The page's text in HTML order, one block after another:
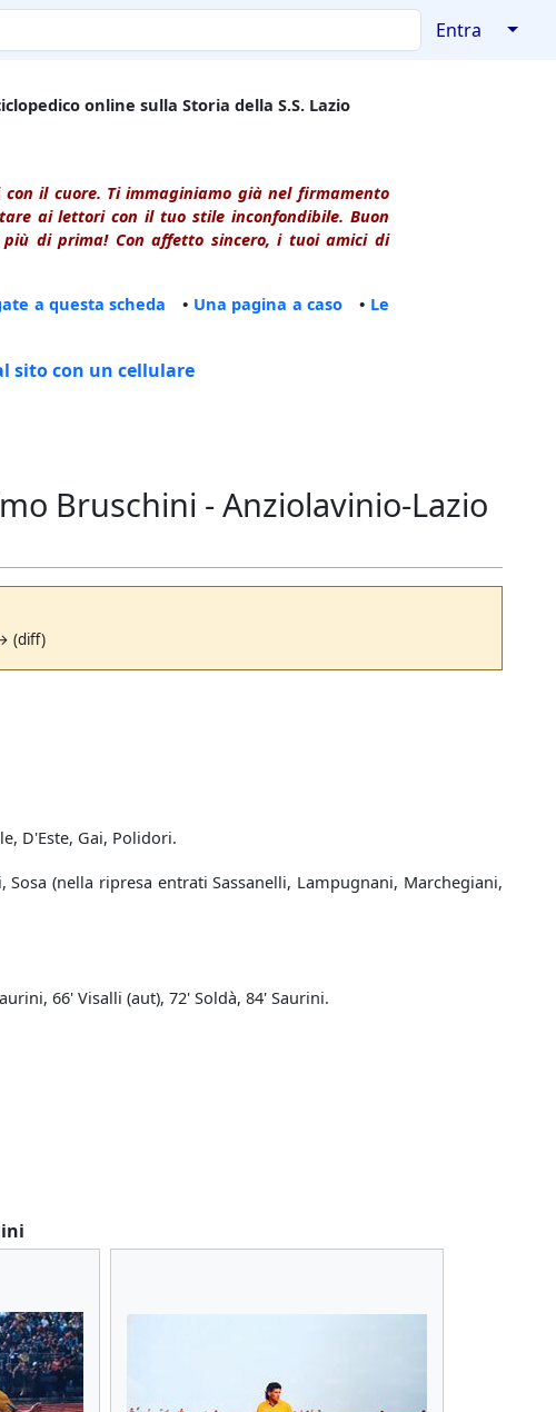
Entra ↓
online sulla Storia della S.S. Lazio
il cuore. Ti immaginiamo già nel firmamento
ai lettori con il tuo stile inconfondibile. Buon
più di prima! Con affetto sincero, i tuoi amici di
a questa scheda • Una pagina a caso • Le
sito con un cellulare
Bruschini - Anziolavinio-Lazio
(diff)
D'Este, Gai, Polidori.
(nella ripresa entrati Sassanelli, Lampugnani, Marchegiani,
66' Visalli (aut), 72' Soldà, 84' Saurini.